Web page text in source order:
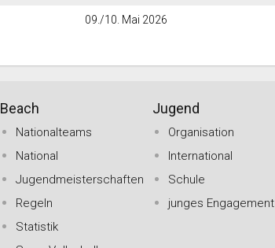
09./10. Mai 2026
Beach
Nationalteams
National
Jugendmeisterschaften
Regeln
Statistik
Jugend
Organisation
International
Schule
junges Engagement